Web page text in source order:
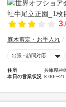
庭木剪定・お手入れ
出張・訪問対応
住所
兵庫県神
本日の営業状況 8:00〜